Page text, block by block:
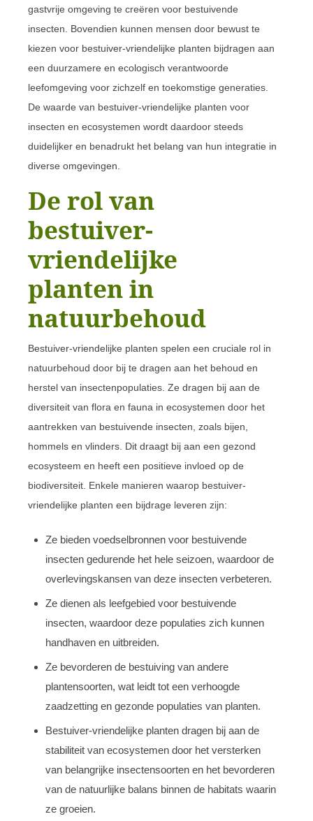
gastvrije omgeving te creëren voor bestuivende
insecten. Bovendien kunnen mensen door bewust te
kiezen voor bestuiver-vriendelijke planten bijdragen aan
een duurzamere en ecologisch verantwoorde
leefomgeving voor zichzelf en toekomstige generaties.
De waarde van bestuiver-vriendelijke planten voor
insecten en ecosystemen wordt daardoor steeds
duidelijker en benadrukt het belang van hun integratie in
diverse omgevingen.
De rol van
bestuiver-
vriendelijke
planten in
natuurbehoud
Bestuiver-vriendelijke planten spelen een cruciale rol in
natuurbehoud door bij te dragen aan het behoud en
herstel van insectenpopulaties. Ze dragen bij aan de
diversiteit van flora en fauna in ecosystemen door het
aantrekken van bestuivende insecten, zoals bijen,
hommels en vlinders. Dit draagt bij aan een gezond
ecosysteem en heeft een positieve invloed op de
biodiversiteit. Enkele manieren waarop bestuiver-
vriendelijke planten een bijdrage leveren zijn:
Ze bieden voedselbronnen voor bestuivende
insecten gedurende het hele seizoen, waardoor de
overlevingskansen van deze insecten verbeteren.
Ze dienen als leefgebied voor bestuivende
insecten, waardoor deze populaties zich kunnen
handhaven en uitbreiden.
Ze bevorderen de bestuiving van andere
plantensoorten, wat leidt tot een verhoogde
zaadzetting en gezonde populaties van planten.
Bestuiver-vriendelijke planten dragen bij aan de
stabiliteit van ecosystemen door het versterken
van belangrijke insectensoorten en het bevorderen
van de natuurlijke balans binnen de habitats waarin
ze groeien.